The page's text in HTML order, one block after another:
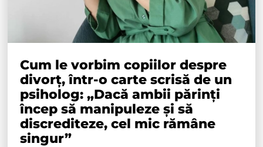
Cum le vorbim copiilor despre
divorț, într-o carte scrisă de un
psiholog: „Dacă ambii părinți
încep să manipuleze și să
discrediteze, cel mic rămâne
singur”